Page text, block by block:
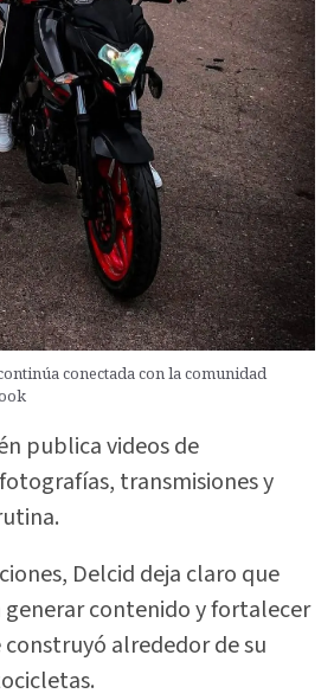
conectada con la comunidad
publica videos de
transmisiones y
Delcid deja claro que
generar contenido y fortalecer
alrededor de su